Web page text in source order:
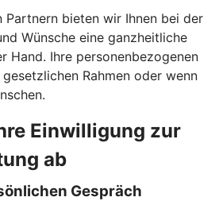
Partnern bieten wir Ihnen bei der
Wünsche eine ganzheitliche
Hand. Ihre personenbezogenen
Rahmen oder wenn
Einwilligung zur
ab
Gespräch